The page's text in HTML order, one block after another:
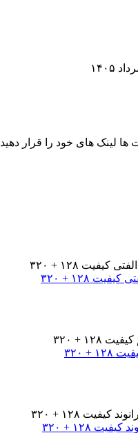
لینک های خود را قرار دهید
۱۲۸ + ۳۲۰
+ ۳۲۰
۱۲۸ + ۳۲۰